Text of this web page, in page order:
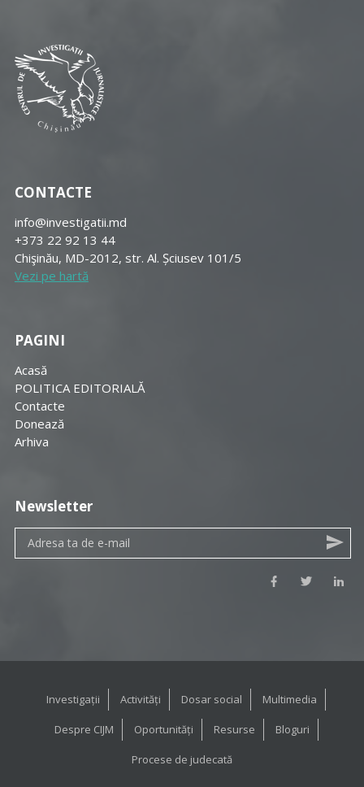
CONTACTE
info@investigatii.md
+373 22 92 13 44
Chişinău, MD-2012, str. Al. Șciusev 101/5
Vezi pe hartă
PAGINI
Acasă
POLITICA EDITORIALĂ
Contacte
Donează
Arhiva
Newsletter
Investigații Activități Dosar social Multimedia
Despre CIJM Oportunități Resurse Bloguri
Procese de judecată